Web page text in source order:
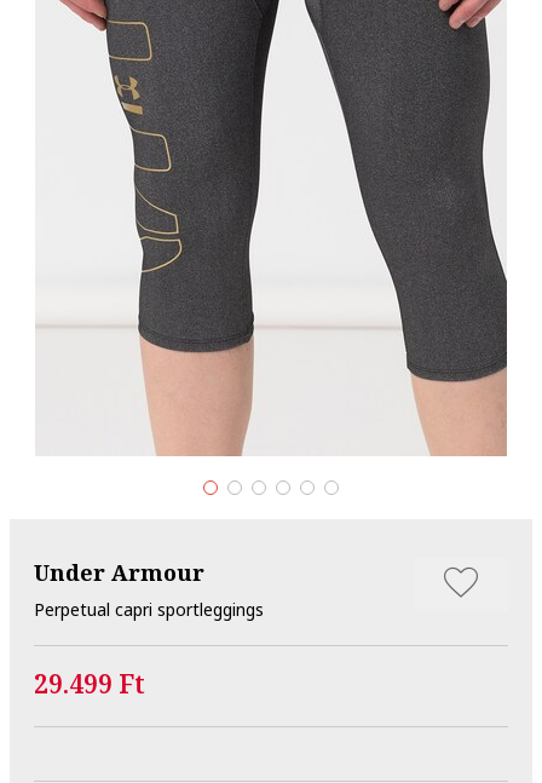
Under Armour
Perpetual capri sportleggings
29.499 Ft